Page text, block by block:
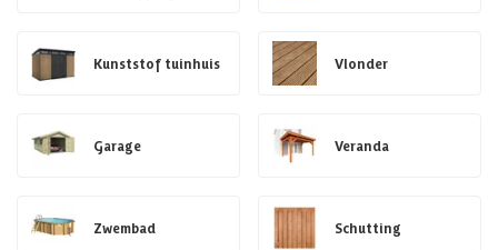
Kunststof tuinhuis Vlonder
Garage Veranda
Zwembad Schutting